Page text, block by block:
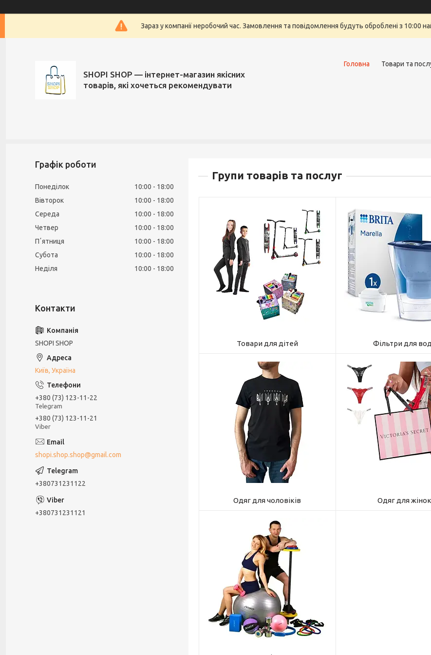
Зараз у компанії неробочий час. Замовлення та повідомлення будуть оброблені з 10:00
SHOPI SHOP — інтернет-магазин якісних
товарів, які хочеться рекомендувати
Головна Товари та
Групи товарів та послуг
Товари для дітей Фільтри для
Одяг для чоловіків Одяг для жінок
Графік роботи
Понеділок 10:00
18:00
Вівторок
10:00
18:00
Середа
10:00
18:00
Четвер
10:00
18:00
Пʼятниця
10:00
18:00
Субота
10:00
18:00
Неділя
10:00 18:00
SHOPI SHOP
Київ, Україна
+380 (73) 123-11-22
Telegram
+380 (73) 123-11-21
Viber
shopi.shop.shop@gmail.com
+380731231122
+380731231121